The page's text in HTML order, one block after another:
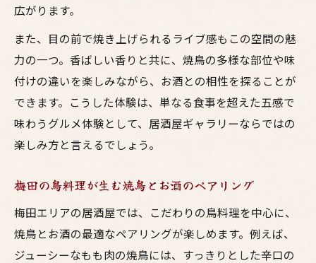
広がります。
また、目の前で焼き上げられるライブ感もこの空間の魅
力の一つ。香ばしい香りと共に、焼鳥の多様な部位や味
付けの違いを楽しみながら、お酒との相性を探ることが
できます。こうした体験は、単なる食事を超えた五感で
味わうグルメ体験として、居酒屋ギャラリーならではの
楽しみ方と言えるでしょう。
梅田の鳥料理が生む焼鳥とお酒のペアリング
梅田エリアの居酒屋では、こだわりの鳥料理を中心に、
焼鳥とお酒の最適なペアリングが楽しめます。例えば、
ジューシーなもも肉の焼鳥には、すっきりとした辛口の